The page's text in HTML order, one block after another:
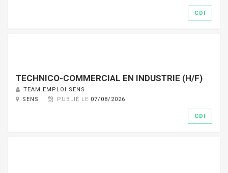
CDI
TECHNICO-COMMERCIAL EN INDUSTRIE (H/F)
TEAM EMPLOI SENS
SENS
PUBLIÉ LE 07/08/2026
CDI